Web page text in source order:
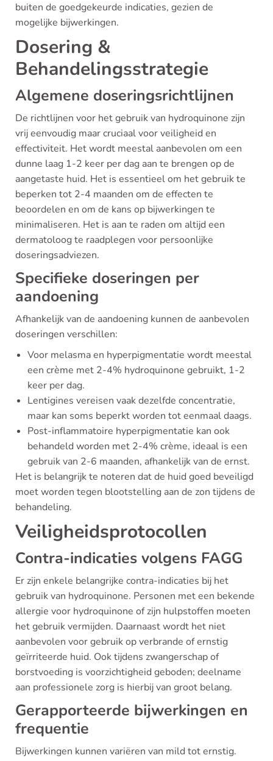
buiten de goedgekeurde indicaties, gezien de
mogelijke bijwerkingen.
Dosering &
Behandelingsstrategie
Algemene doseringsrichtlijnen
De richtlijnen voor het gebruik van hydroquinone zijn
vrij eenvoudig maar cruciaal voor veiligheid en
effectiviteit. Het wordt meestal aanbevolen om een
dunne laag 1-2 keer per dag aan te brengen op de
aangetaste huid. Het is essentieel om het gebruik te
beperken tot 2-4 maanden om de effecten te
beoordelen en om de kans op bijwerkingen te
minimaliseren. Het is aan te raden om altijd een
dermatoloog te raadplegen voor persoonlijke
doseringsadviezen.
Specifieke doseringen per
aandoening
Afhankelijk van de aandoening kunnen de aanbevolen
doseringen verschillen:
Voor melasma en hyperpigmentatie wordt meestal
een crème met 2-4% hydroquinone gebruikt, 1-2
keer per dag.
Lentigines vereisen vaak dezelfde concentratie,
maar kan soms beperkt worden tot eenmaal daags.
Post-inflammatoire hyperpigmentatie kan ook
behandeld worden met 2-4% crème, ideaal is een
gebruik van 2-6 maanden, afhankelijk van de ernst.
Het is belangrijk te noteren dat de huid goed beveiligd
moet worden tegen blootstelling aan de zon tijdens de
behandeling.
Veiligheidsprotocollen
Contra-indicaties volgens FAGG
Er zijn enkele belangrijke contra-indicaties bij het
gebruik van hydroquinone. Personen met een bekende
allergie voor hydroquinone of zijn hulpstoffen moeten
het gebruik vermijden. Daarnaast wordt het niet
aanbevolen voor gebruik op verbrande of ernstig
geïrriteerde huid. Ook tijdens zwangerschap of
borstvoeding is voorzichtigheid geboden; deelname
aan professionele zorg is hierbij van groot belang.
Gerapporteerde bijwerkingen en
frequentie
Bijwerkingen kunnen variëren van mild tot ernstig.